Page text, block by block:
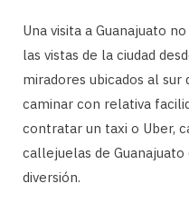
Una visita a Guanajuato
las vistas de la ciudad
miradores ubicados al
caminar con relativa
contratar un taxi o Uber,
callejuelas de
diversión.